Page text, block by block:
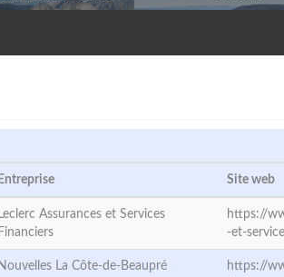
Entreprise Site web
Leclerc Assurances et Services
Financiers
https://
-et-
Nouvelles La Côte-de-Beaupré
https://